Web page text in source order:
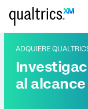
Saltar al contenido
ADQUIERE
al